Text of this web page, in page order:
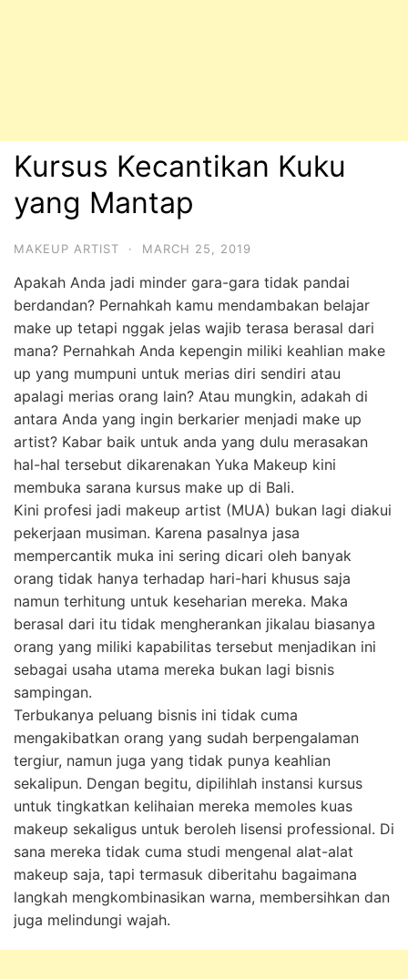
Kursus Kecantikan Kuku
yang Mantap
MAKEUP ARTIST · MARCH 25, 2019
Apakah Anda jadi minder gara-gara tidak pandai
berdandan? Pernahkah kamu mendambakan belajar
make up tetapi nggak jelas wajib terasa berasal dari
mana? Pernahkah Anda kepengin miliki keahlian make
up yang mumpuni untuk merias diri sendiri atau
apalagi merias orang lain? Atau mungkin, adakah di
antara Anda yang ingin berkarier menjadi make up
artist? Kabar baik untuk anda yang dulu merasakan
hal-hal tersebut dikarenakan Yuka Makeup kini
membuka sarana kursus make up di Bali.
Kini profesi jadi makeup artist (MUA) bukan lagi diakui
pekerjaan musiman. Karena pasalnya jasa
mempercantik muka ini sering dicari oleh banyak
orang tidak hanya terhadap hari-hari khusus saja
namun terhitung untuk keseharian mereka. Maka
berasal dari itu tidak mengherankan jikalau biasanya
orang yang miliki kapabilitas tersebut menjadikan ini
sebagai usaha utama mereka bukan lagi bisnis
sampingan.
Terbukanya peluang bisnis ini tidak cuma
mengakibatkan orang yang sudah berpengalaman
tergiur, namun juga yang tidak punya keahlian
sekalipun. Dengan begitu, dipilihlah instansi kursus
untuk tingkatkan kelihaian mereka memoles kuas
makeup sekaligus untuk beroleh lisensi professional. Di
sana mereka tidak cuma studi mengenal alat-alat
makeup saja, tapi termasuk diberitahu bagaimana
langkah mengkombinasikan warna, membersihkan dan
juga melindungi wajah.